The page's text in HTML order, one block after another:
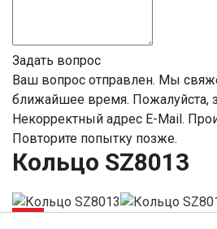
Задать вопрос
Ваш вопрос отправлен. Мы
ближайшее время. Пожалуйста,
Некорректный адрес E-Mail.
Повторите попытку позже.
Кольцо SZ8013
-5%